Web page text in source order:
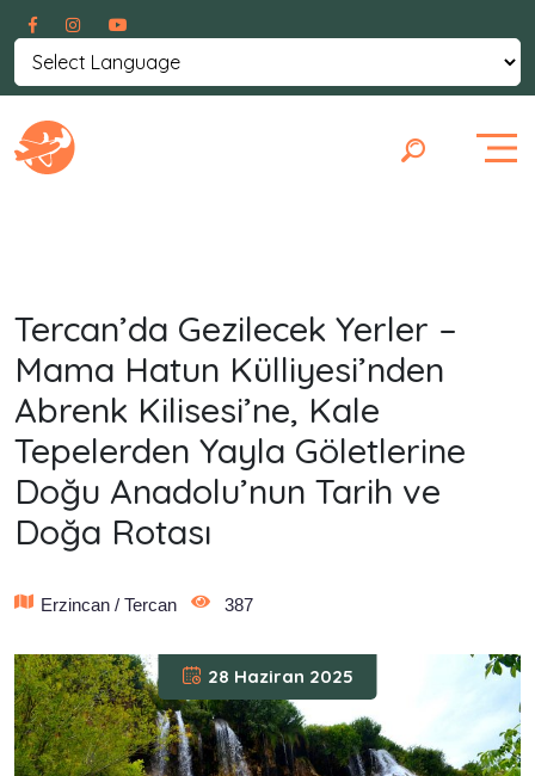
Tercan’da Gezilecek Yerler –
Mama Hatun Külliyesi’nden
Abrenk Kilisesi’ne, Kale
Tepelerden Yayla Göletlerine
Doğu Anadolu’nun Tarih ve
Doğa Rotası
Erzincan / Tercan 387
28 Haziran 2025